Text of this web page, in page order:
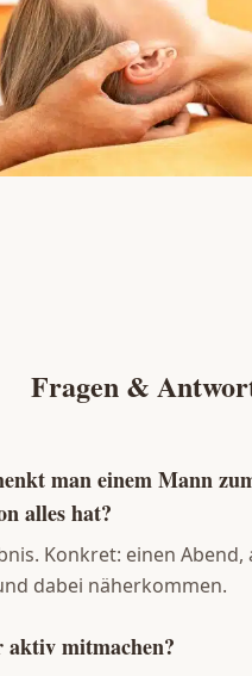
Fragen &
man einem Mann
alles hat?
Konkret: einen
dabei näherkommen.
aktiv mitmachen?